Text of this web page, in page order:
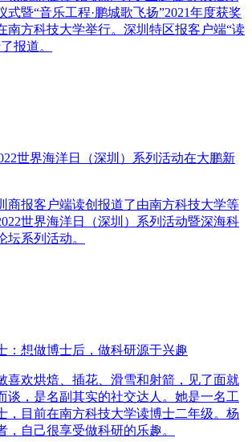
式暨“音乐工程·鹏城歌飞扬”2021年度获奖
南方科技大学举行。深圳特区报客户端“读
报道。
世界海洋日（深圳）系列活动在大鹏新
商报客户端读创报道了由南方科技大学等
世界海洋日（深圳）系列活动暨深海科
坛系列活动。
：想做博士后，做科研源于兴趣
喜欢烘焙、插花、滑雪和射箭，见了面就
谈，是名副其实的社交达人。她是一名工
，目前在南方科技大学读博士二年级。杨
，自己很享受做科研的乐趣。